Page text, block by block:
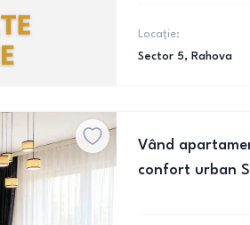
Locație:
Sector 5, Rahova
Vând
confort urban